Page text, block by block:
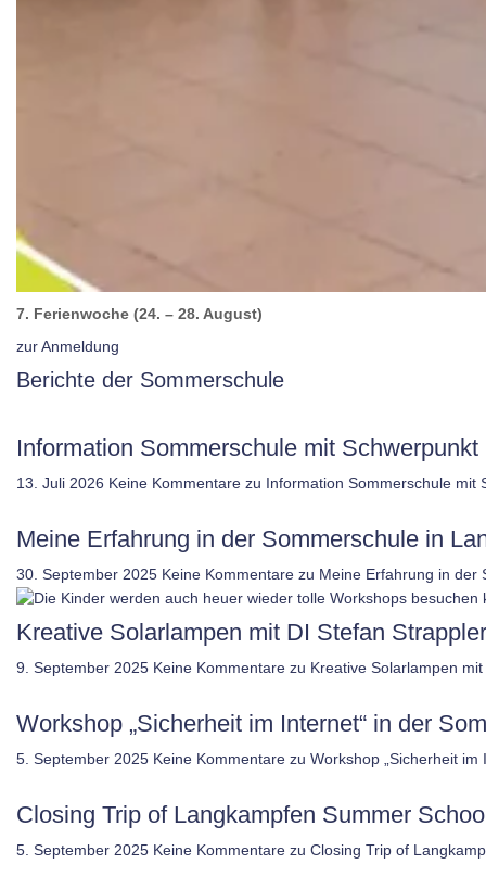
7. Ferienwoche (24. – 28. August)
zur Anmeldung
Berichte der Sommerschule
Information Sommerschule mit
13. Juli 2026 Keine Kommentare zu Information Sommerschule
Meine Erfahrung in der Sommerschule in
30. September 2025 Keine Kommentare zu Meine Erfahrung in der
Kreative Solarlampen mit DI Stefan
9. September 2025 Keine Kommentare zu Kreative Solarlampen
Workshop „Sicherheit im Internet“ in der
5. September 2025 Keine Kommentare zu Workshop „Sicherheit
Closing Trip of Langkampfen Summer
5. September 2025 Keine Kommentare zu Closing Trip of